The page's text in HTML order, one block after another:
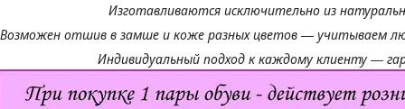
Изготавливаются исключительно из
Возможен отшив в замше и коже разных цветов ― учитываем
Индивидуальный подход к каждому клиенту ―